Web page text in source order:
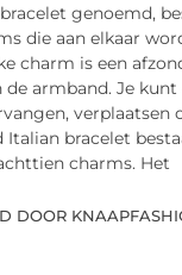
genoemd,
die aan elkaar
charm is een
de armband. Je
verplaatsen
Italian bracelet
charms. Het
DOOR